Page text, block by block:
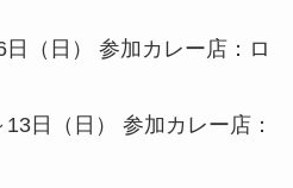
（日） 参加カレー店：ロ
日（日） 参加カレー店：